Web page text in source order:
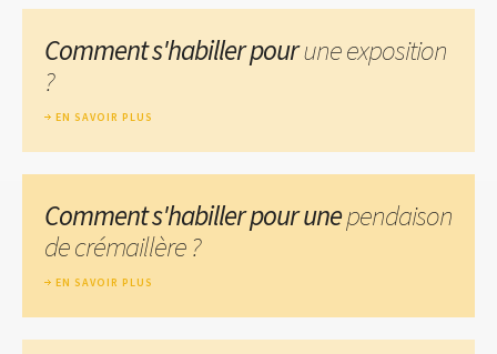
Comment s'habiller pourune exposition
?
EN SAVOIR PLUS
Comment s'habiller pour unependaison
de crémaillère ?
EN SAVOIR PLUS